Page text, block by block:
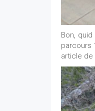
Bon,
parcours
article de